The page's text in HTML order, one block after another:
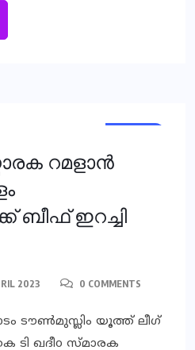
റമളാൻ
ബീഫ് ഇറച്ചി
2023 0 COMMENTS
ടൗൺമുസ്ലിം യൂത്ത് ലീഗ്
ടി ഖദീo സ്മാരക